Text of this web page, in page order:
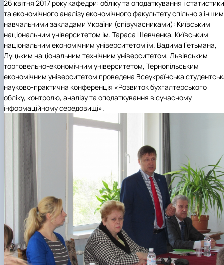
26 квітня 2017 року кафедри: обліку та оподаткування і статистики
та економічного аналізу економічного факультету спільно з
навчальними закладами України (співучасниками): Київським
національним університетом ім. Тараса Шевченка, Київським
національним економічним університетом ім. Вадима Гетьмана,
Луцьким національним технічним університетом, Львівським
торговельно-економічним університетом, Тернопільським
економічним університетом проведена Всеукраїнська
науково-практична конференція «Розвиток бухгалтерського
обліку, контролю, аналізу та оподаткування в сучасному
інформаційному середовищі».